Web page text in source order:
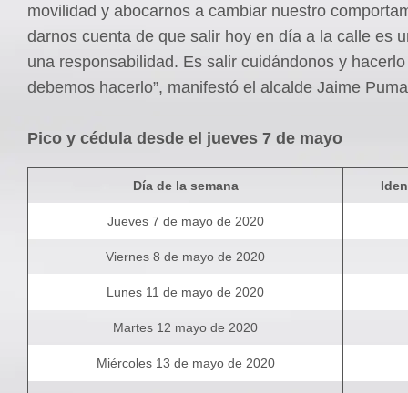
movilidad y abocarnos a cambiar nuestro
darnos cuenta de que salir hoy en día a la calle es
una responsabilidad. Es salir cuidándonos y
debemos hacerlo”, manifestó el alcalde Jaime
Pico y cédula desde el jueves 7 de mayo
Día de la semana
Jueves 7 de mayo de 2020
Viernes 8 de mayo de 2020
Lunes 11 de mayo de 2020
Martes 12 mayo de 2020
Miércoles 13 de mayo de 2020